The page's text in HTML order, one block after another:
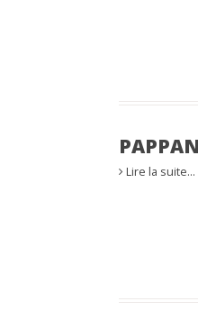
Lire la suite…